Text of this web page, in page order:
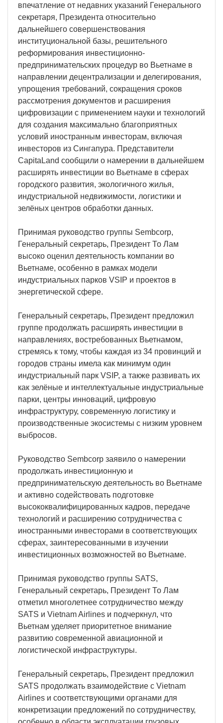
впечатление от недавних указаний Генерального
секретаря, Президента относительно
дальнейшего совершенствования
институциональной базы, решительного
реформирования инвестиционно-
предпринимательских процедур во Вьетнаме в
направлении децентрализации и делегирования,
упрощения требований, сокращения сроков
рассмотрения документов и расширения
цифровизации с применением науки и технологий
для создания максимально благоприятных
условий иностранным инвесторам, включая
инвесторов из Сингапура. Представители
CapitaLand сообщили о намерении в дальнейшем
расширять инвестиции во Вьетнаме в сферах
городского развития, экологичного жилья,
индустриальной недвижимости, логистики и
зелёных центров обработки данных.
Принимая руководство группы Sembcorp,
Генеральный секретарь, Президент То Лам
высоко оценил деятельность компании во
Вьетнаме, особенно в рамках модели
индустриальных парков VSIP и проектов в
энергетической сфере.
Генеральный секретарь, Президент предложил
группе продолжать расширять инвестиции в
направлениях, востребованных Вьетнамом,
стремясь к тому, чтобы каждая из 34 провинций и
городов страны имела как минимум один
индустриальный парк VSIP, а также развивать их
как зелёные и интеллектуальные индустриальные
парки, центры инноваций, цифровую
инфраструктуру, современную логистику и
производственные экосистемы с низким уровнем
выбросов.
Руководство Sembcorp заявило о намерении
продолжать инвестиционную и
предпринимательскую деятельность во Вьетнаме
и активно содействовать подготовке
высококвалифицированных кадров, передаче
технологий и расширению сотрудничества с
иностранными инвесторами в соответствующих
сферах, заинтересованными в изучении
инвестиционных возможностей во Вьетнаме.
Принимая руководство группы SATS,
Генеральный секретарь, Президент То Лам
отметил многолетнее сотрудничество между
SATS и Vietnam Airlines и подчеркнул, что
Вьетнам уделяет приоритетное внимание
развитию современной авиационной и
логистической инфраструктуры.
Генеральный секретарь, Президент предложил
SATS продолжать взаимодействие с Vietnam
Airlines и соответствующими органами для
конкретизации предложений по сотрудничеству,